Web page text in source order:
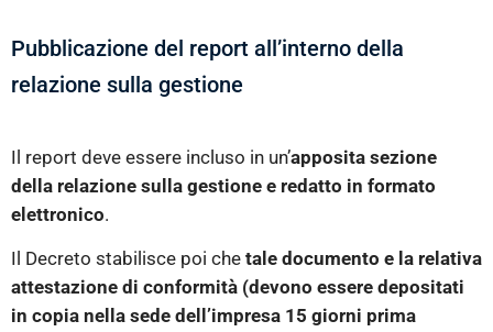
Pubblicazione del report all’interno della
relazione sulla gestione
Il report deve essere incluso in un’apposita sezione
della relazione sulla gestione e redatto in formato
elettronico.
Il Decreto stabilisce poi che tale documento e la relativa
attestazione di conformità (devono essere depositati
in copia nella sede dell’impresa 15 giorni prima